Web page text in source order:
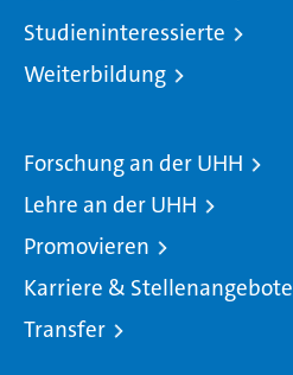
Studieninteressierte
Weiterbildung
Forschung an der UHH
Lehre an der UHH
Promovieren
Karriere & Stellenangebote
Transfer